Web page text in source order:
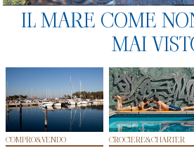
IL MARE COME
MAI
COMPRO&VENDO CROCIERE&CHARTER